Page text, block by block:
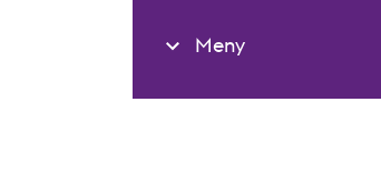
Meny